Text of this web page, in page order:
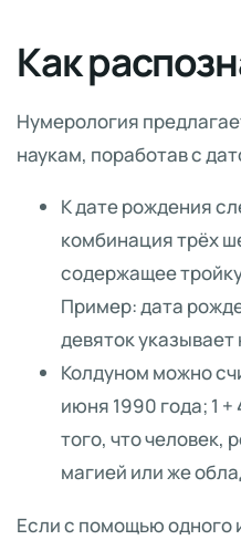
Как
Нумерология
наукам, поработав с
К дате рождения
комбинация трёх
содержащее
Пример: дата
девяток
Колдуном можно
июня 1990 года; 1 +
того, что человек,
магией или же
Если с помощью одного